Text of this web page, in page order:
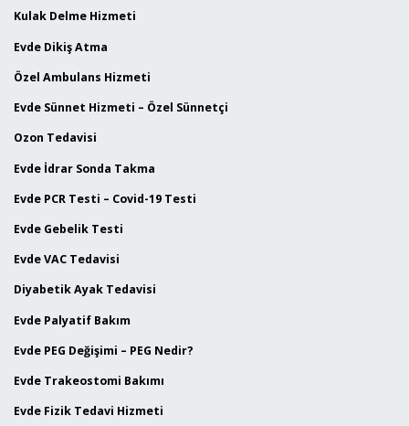
Kulak Delme Hizmeti
Evde Dikiş Atma
Özel Ambulans Hizmeti
Evde Sünnet Hizmeti – Özel Sünnetçi
Ozon Tedavisi
Evde İdrar Sonda Takma
Evde PCR Testi – Covid-19 Testi
Evde Gebelik Testi
Evde VAC Tedavisi
Diyabetik Ayak Tedavisi
Evde Palyatif Bakım
Evde PEG Değişimi – PEG Nedir?
Evde Trakeostomi Bakımı
Evde Fizik Tedavi Hizmeti